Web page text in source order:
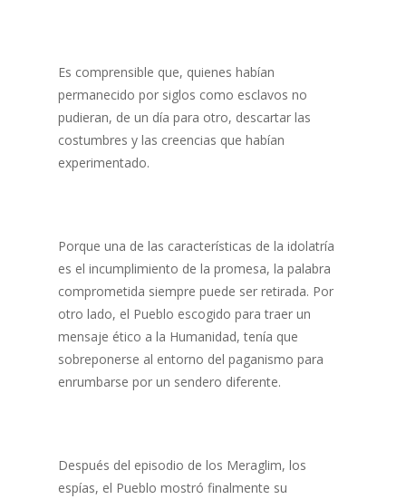
Es comprensible que, quienes habían
permanecido por siglos como esclavos no
pudieran, de un día para otro, descartar las
costumbres y las creencias que habían
experimentado.
Porque una de las características de la idolatría
es el incumplimiento de la promesa, la palabra
comprometida siempre puede ser retirada. Por
otro lado, el Pueblo escogido para traer un
mensaje ético a la Humanidad, tenía que
sobreponerse al entorno del paganismo para
enrumbarse por un sendero diferente.
Después del episodio de los Meraglim, los
espías, el Pueblo mostró finalmente su